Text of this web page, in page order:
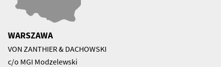
WARSZAWA
VON ZANTHIER & DACHOWSKI
c/o MGI Modzelewski